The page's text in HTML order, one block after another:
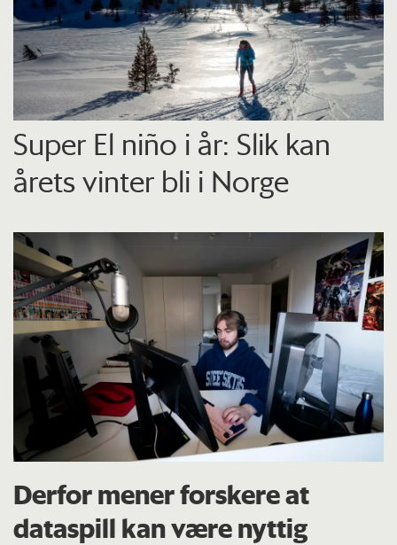
Super El niño i år: Slik kan
årets vinter bli i Norge
Derfor mener forskere at
dataspill kan være nyttig